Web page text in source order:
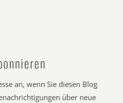
an, wenn Sie diesen Blog
über neue